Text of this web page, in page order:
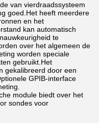
van vierdraadssysteem
goed.Het heeft meerdere
en het
kan automatisch
te
over het algemeen de
worden speciale
gebruikt.Het
gekalibreerd door een
GPIB-interface
module biedt over het
sondes voor